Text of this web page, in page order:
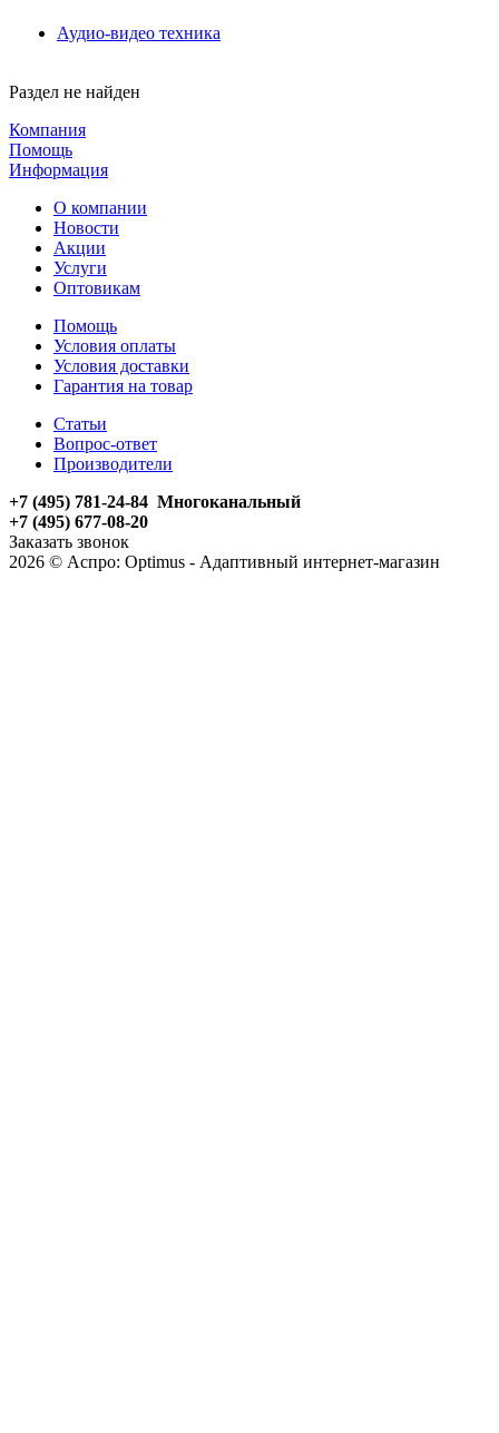
Аудио-видео техника
Раздел не найден
Компания
Помощь
Информация
О компании
Новости
Акции
Услуги
Оптовикам
Помощь
Условия оплаты
Условия доставки
Гарантия на товар
Статьи
Вопрос-ответ
Производители
+7 (495) 781-24-84 Многоканальный
+7 (495) 677-08-20
Заказать звонок
2026 © Аспро: Optimus - Адаптивный интернет-магазин